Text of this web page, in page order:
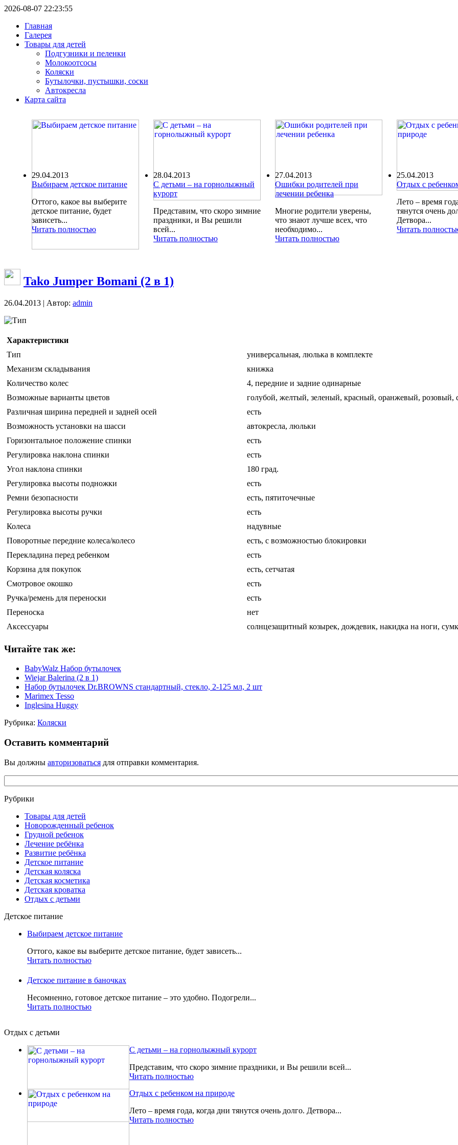
2026-08-07 22:23:55
Главная
Галерея
Товары для детей
Подгузники и пеленки
Молокоотсосы
Коляски
Бутылочки, пустышки, соски
Автокресла
Карта сайта
29.04.2013
Выбираем детское питание
Оттого, какое вы выберите
детское питание, будет
зависеть...
Читать полностью
28.04.2013
С детьми – на горнолыжный
курорт
Представим, что скоро зимние
праздники, и Вы решили
всей...
Читать полностью
27.04.2013
Ошибки родителей при
лечении ребенка
Многие родители уверены,
что знают лучше всех, что
необходимо...
Читать полностью
25.04.2013
Отдых с
Лето – время
тянутся очень
Детвора...
Читать
Tako Jumper Bomani (2 в 1)
26.04.2013 | Автор: admin
Тип
Характеристики
Тип
универсальная, люлька в комплекте
Механизм складывания
книжка
Количество колес
4, передние и задние одинарные
Возможные варианты цветов
голубой, желтый, зеленый, красный, оранжевый, розовый,
Различная ширина передней и задней осей
есть
Возможность установки на шасси
автокресла, люльки
Горизонтальное положение спинки
есть
Регулировка наклона спинки
есть
Угол наклона спинки
180 град.
Регулировка высоты подножки
есть
Ремни безопасности
есть, пятиточечные
Регулировка высоты ручки
есть
Колеса
надувные
Поворотные передние колеса/колесо
есть, с возможностью блокировки
Перекладина перед ребенком
есть
Корзина для покупок
есть, сетчатая
Смотровое окошко
есть
Ручка/ремень для переноски
есть
Переноска
нет
Аксессуары
солнцезащитный козырек, дождевик, накидка на ноги,
Читайте так же:
BabyWalz Набор бутылочек
Wiejar Balerina (2 в 1)
Набор бутылочек Dr.BROWNS стандартный, стекло, 2-125 мл, 2 шт
Marimex Tesso
Inglesina Huggy
Рубрика: Коляски
Оставить комментарий
Вы должны авторизоваться для отправки комментария.
Рубрики
Товары для детей
Новорожденный ребенок
Грудной ребенок
Лечение ребёнка
Развитие ребёнка
Детское питание
Детская коляска
Детская косметика
Детская кроватка
Отдых с детьми
Детское питание
Выбираем детское питание
Оттого, какое вы выберите детское питание, будет зависеть...
Читать полностью
Детское питание в баночках
Несомненно, готовое детское питание – это удобно. Подогрели...
Читать полностью
Отдых с детьми
С детьми – на горнолыжный курорт
Представим, что скоро зимние праздники, и Вы решили всей...
Читать полностью
Отдых с ребенком на природе
Лето – время года, когда дни тянутся очень долго. Детвора...
Читать полностью